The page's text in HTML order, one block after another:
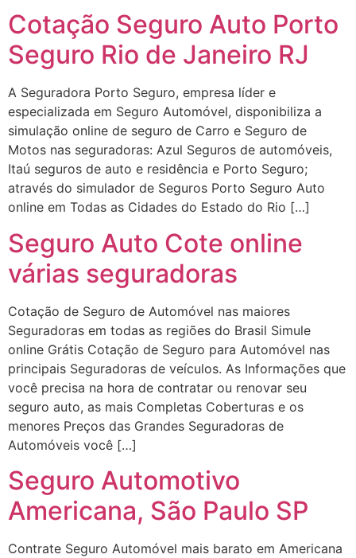
Cotação Seguro Auto Porto
Seguro Rio de Janeiro RJ
A Seguradora Porto Seguro, empresa líder e
especializada em Seguro Automóvel, disponibiliza a
simulação online de seguro de Carro e Seguro de
Motos nas seguradoras: Azul Seguros de automóveis,
Itaú seguros de auto e residência e Porto Seguro;
através do simulador de Seguros Porto Seguro Auto
online em Todas as Cidades do Estado do Rio […]
Seguro Auto Cote online
várias seguradoras
Cotação de Seguro de Automóvel nas maiores
Seguradoras em todas as regiões do Brasil Simule
online Grátis Cotação de Seguro para Automóvel nas
principais Seguradoras de veículos. As Informações que
você precisa na hora de contratar ou renovar seu
seguro auto, as mais Completas Coberturas e os
menores Preços das Grandes Seguradoras de
Automóveis você […]
Seguro Automotivo
Americana, São Paulo SP
Contrate Seguro Automóvel mais barato em Americana